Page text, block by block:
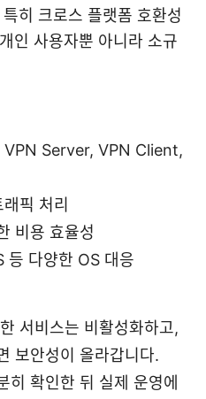
히 크로스 플랫폼 호환성
인 사용자뿐 아니라 소규
VPN Server, VPN Client,
픽 처리
비용 효율성
등 다양한 OS 대응
서비스는 비활성화하고,
보안성이 올라갑니다.
히 확인한 뒤 실제 운영에